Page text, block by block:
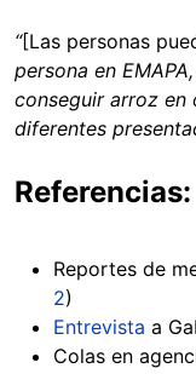
“[Las personas
persona en
conseguir arroz en
diferentes
Referencias:
Reportes de
2)
Entrevista a
Colas en